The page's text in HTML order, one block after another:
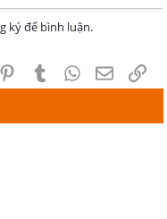
ký để bình luận.
PinterestTumblrWhatsApp
Email